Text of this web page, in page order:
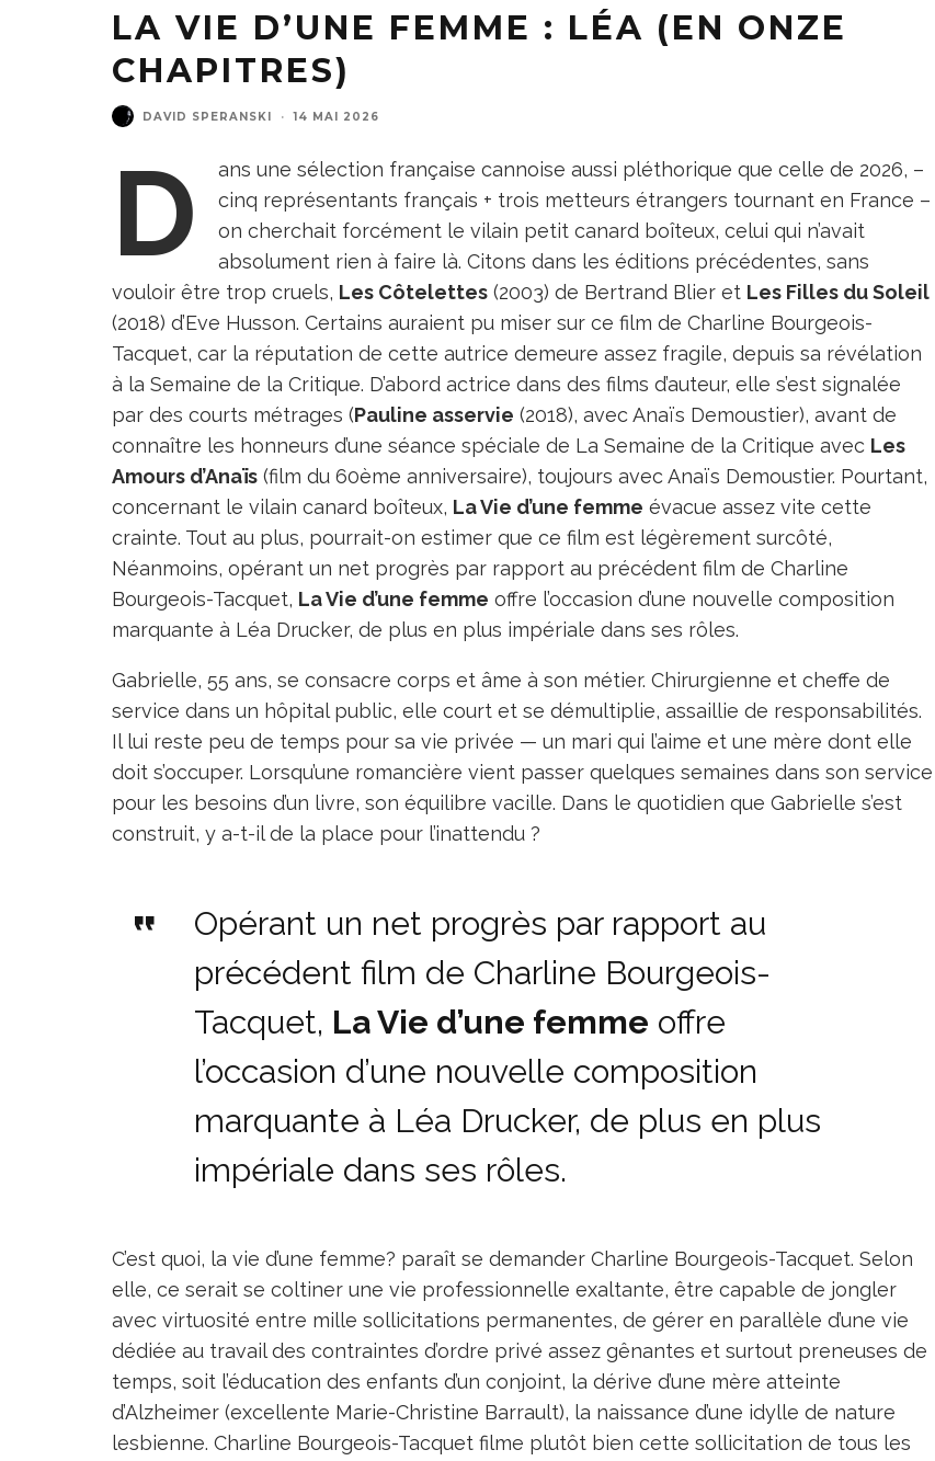
LA VIE D’UNE FEMME : LÉA (EN ONZE
CHAPITRES)
DAVID SPERANSKI · 14 MAI 2026
D
ans une sélection française cannoise aussi pléthorique que celle de 2026, –
cinq représentants français + trois metteurs étrangers tournant en France –
on cherchait forcément le vilain petit canard boîteux, celui qui n’avait
absolument rien à faire là. Citons dans les éditions précédentes, sans
vouloir être trop cruels, Les Côtelettes (2003) de Bertrand Blier et Les Filles du Soleil
(2018) d’Eve Husson. Certains auraient pu miser sur ce film de Charline Bourgeois-
Tacquet, car la réputation de cette autrice demeure assez fragile, depuis sa révélation
à la Semaine de la Critique. D’abord actrice dans des films d’auteur, elle s’est signalée
par des courts métrages (Pauline asservie (2018), avec Anaïs Demoustier), avant de
connaître les honneurs d’une séance spéciale de La Semaine de la Critique avec Les
Amours d’Anaïs (film du 60ème anniversaire), toujours avec Anaïs Demoustier. Pourtant,
concernant le vilain canard boîteux, La Vie d’une femme évacue assez vite cette
crainte. Tout au plus, pourrait-on estimer que ce film est légèrement surcôté,
Néanmoins, opérant un net progrès par rapport au précédent film de Charline
Bourgeois-Tacquet, La Vie d’une femme offre l’occasion d’une nouvelle composition
marquante à Léa Drucker, de plus en plus impériale dans ses rôles.
Gabrielle, 55 ans, se consacre corps et âme à son métier. Chirurgienne et cheffe de
service dans un hôpital public, elle court et se démultiplie, assaillie de responsabilités.
Il lui reste peu de temps pour sa vie privée — un mari qui l’aime et une mère dont elle
doit s’occuper. Lorsqu’une romancière vient passer quelques semaines dans son service
pour les besoins d’un livre, son équilibre vacille. Dans le quotidien que Gabrielle s’est
construit, y a-t-il de la place pour l’inattendu ?
Opérant un net progrès par rapport au
précédent film de Charline Bourgeois-
Tacquet, La Vie d’une femme offre
l’occasion d’une nouvelle composition
marquante à Léa Drucker, de plus en plus
impériale dans ses rôles.
C’est quoi, la vie d’une femme? paraît se demander Charline Bourgeois-Tacquet. Selon
elle, ce serait se coltiner une vie professionnelle exaltante, être capable de jongler
avec virtuosité entre mille sollicitations permanentes, de gérer en parallèle d’une vie
dédiée au travail des contraintes d’ordre privé assez gênantes et surtout preneuses de
temps, soit l’éducation des enfants d’un conjoint, la dérive d’une mère atteinte
d’Alzheimer (excellente Marie-Christine Barrault), la naissance d’une idylle de nature
lesbienne. Charline Bourgeois-Tacquet filme plutôt bien cette sollicitation de tous les